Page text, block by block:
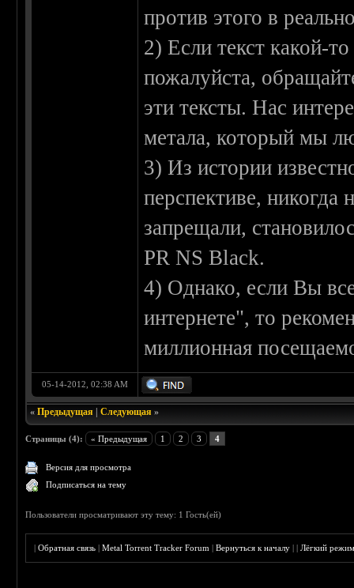
против этого в
2) Если текст какой-
пожалуйста,
эти тексты. Нас
метала, который мы
3) Из истории
перспективе, никогда
запрещали,
PR NS Black.
4) Однако, если Вы
интернете", то
миллионная
05-14-2012, 02:38 AM
«Предыдущая |Следующая »
Страницы (4): « Предыдущая 1 2 3 4
Версия для просмотра
Подписаться на тему
Пользователи просматривают эту тему: 1 Гость(ей)
|Обратная связь |Metal Torrent Tracker Forum |Вернуться к началу ||Лёгкий